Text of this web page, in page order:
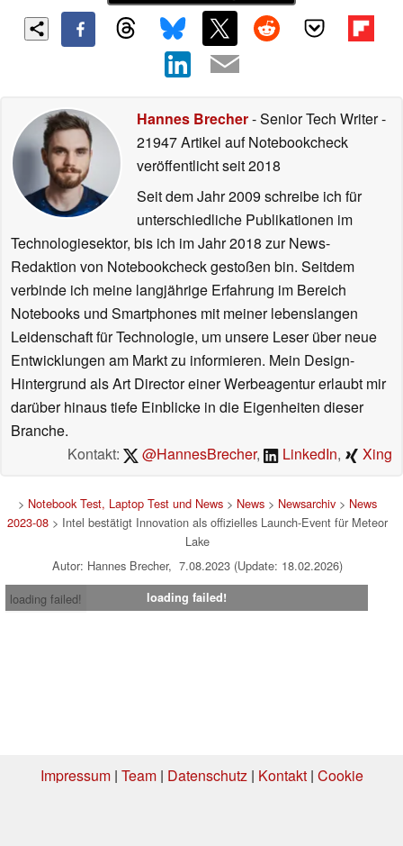
Hannes Brecher- Senior Tech Writer-
21947 Artikel auf Notebookcheck
veröffentlichtseit 2018
Seit dem Jahr 2009 schreibe ich für
unterschiedliche Publikationen im
Technologiesektor, bis ich im Jahr 2018 zur News-
Redaktion von Notebookcheck gestoßen bin. Seitdem
verbinde ich meine langjährige Erfahrung im Bereich
Notebooks und Smartphones mit meiner lebenslangen
Leidenschaft für Technologie, um unsere Leser über neue
Entwicklungen am Markt zu informieren. Mein Design-
Hintergrund als Art Director einer Werbeagentur erlaubt mir
darüber hinaus tiefe Einblicke in die Eigenheiten dieser
Branche.
Kontakt:
@HannesBrecher, LinkedIn, Xing
> Notebook Test, Laptop Test und News> News> Newsarchiv> News
2023-08> Intel bestätigt Innovation als offizielles Launch-Event für Meteor
Lake
Autor: Hannes Brecher, 7.08.2023 (Update: 18.02.2026)
loading failed!
loading failed!
Impressum| Team| Datenschutz| Kontakt| Cookie